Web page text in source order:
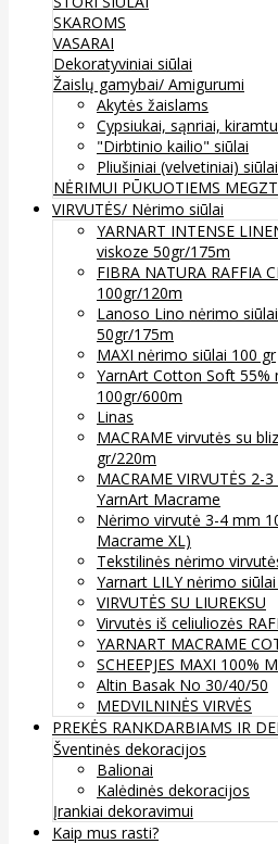
SKAROMS
VASARAI
Dekoratyviniai siūlai
Žaislų gamybai/ Amigurumi
Akytės žaislams
Cypsiukai, sąnriai,
"Dirbtinio kailio" siūlai
Pliušiniai (velvetiniai)
NĖRIMUI PŪKUOTIEMS
VIRVUTĖS/ Nėrimo siūlai
YARNART INTENSE
viskoze 50gr/175m
FIBRA NATURA RAFFIA
100gr/120m
Lanoso Lino nėrimo
50gr/175m
MAXI nėrimo siūlai 100 gr
YarnArt Cotton Soft 55%
100gr/600m
Linas
MACRAME virvutės su
gr/220m
MACRAME VIRVUTĖS
YarnArt Macrame
Nėrimo virvutė 3-4 mm
Macrame XL)
Tekstilinės nėrimo
Yarnart LILY nėrimo
VIRVUTĖS SU LIUREKSU
Virvutės iš celiuliozės
YARNART MACRAME
SCHEEPJES MAXI 100%
Altin Basak No 30/40/50
MEDVILNINĖS VIRVĖS
PREKĖS RANKDARBIAMS IR
Šventinės dekoracijos
Balionai
Kalėdinės dekoracijos
Įrankiai dekoravimui
Kaip mus rasti?